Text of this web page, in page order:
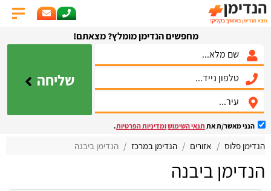
מחפשים הנדימן מומלץ? מצאתם!
שליחה
הנני מאשר/ת את תנאי השימושומדיניות הפרטיות.
הנדימן פלוס אזורים הנדימן במרכז הנדימן ביבנה
הנדימן ביבנה